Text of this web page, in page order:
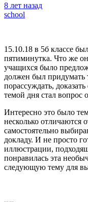
8 лет назад
school
15.10.18 в 5б классе
пятиминутка. Что же
учащихся было
должен был придумать
порассуждать,
темой дня стал вопрос
Интересно это было
несколько отличаются
самостоятельно
докладу. И не просто
иллюстрации,
понравилась эта
следующую тему для